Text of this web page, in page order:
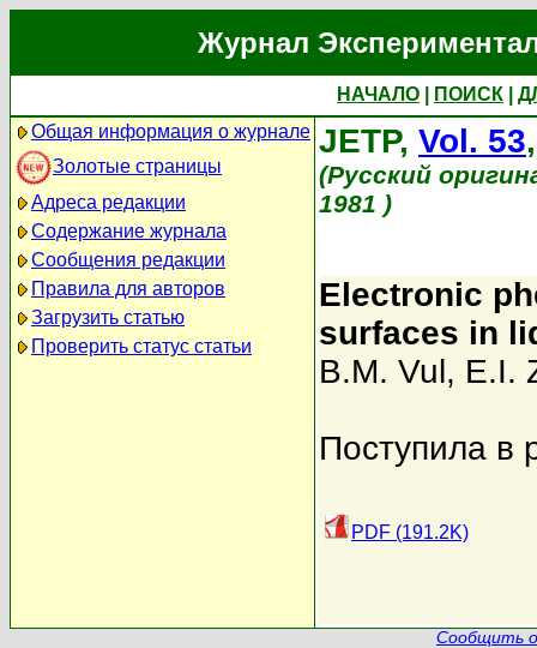
Журнал
НАЧАЛО ПОИСК
Общая информация о журнале
Золотые страницы
Адреса редакции
Содержание журнала
Сообщения редакции
Правила для авторов
Загрузить статью
Проверить статус статьи
JETP, Vol. 53
(Русский
1981 )
Electronic
surfaces in
B.M. Vul, E.I.
Поступила в
PDF (191.2K)
Сообщить о